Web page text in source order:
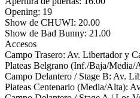
Opening: 19
Show de CHUWI: 20.00
Show de Bad Bunny: 21.00
Accesos
Campo Trasero: Av. Libertador y
Plateas Belgrano (Inf./Baja/
Campo Delantero / Stage B: Av.
Plateas Centenario (Media/Alta):